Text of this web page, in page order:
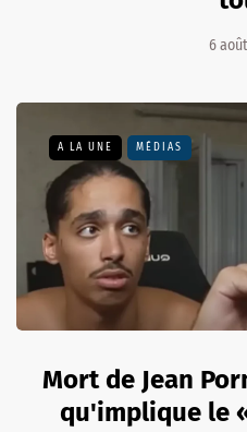
6
A LA UNE MÉDIAS
Mort de Jean
qu'implique le